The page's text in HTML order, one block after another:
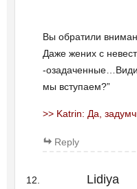
Вы обратили
Даже жених с
-
мы вступаем?”
>> Katrin: Да,
Reply
Lidiya